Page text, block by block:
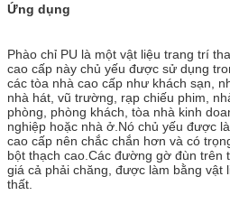
Ứng dụng
Phào chỉ PU là một vật liệu trang trí
cao cấp này chủ yếu được sử dụng
các tòa nhà cao cấp như khách sạn,
nhà hát, vũ trường, rạp chiếu phim,
phòng, phòng khách, tòa nhà kinh
nghiệp hoặc nhà ở.Nó chủ yếu được
cao cấp nên chắc chắn hơn và có
bột thạch cao.Các đường gờ đùn trên
giá cả phải chăng, được làm bằng vật
thất.